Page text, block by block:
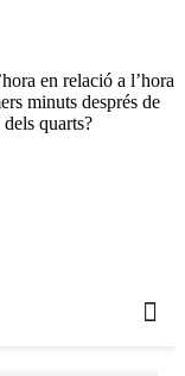
en relació a l’hora
minuts després de
quarts?